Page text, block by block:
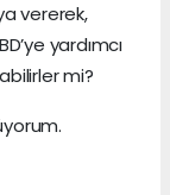
vererek,
yardımcı
mi?